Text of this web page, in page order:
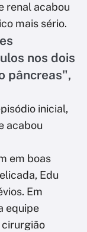
renal acabou
mais sério.
nos dois
pâncreas",
inicial,
acabou
em boas
Edu
Em
equipe
cirurgião